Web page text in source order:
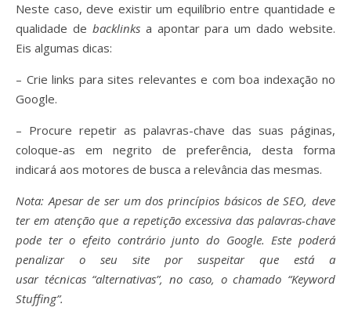
Neste caso, deve existir um equilíbrio entre quantidade e
qualidade de backlinksa apontar para um dado website.
Eis algumas dicas:
– Crie links para sites relevantes e com boa indexação no
Google.
– Procure repetir as palavras-chave das suas páginas,
coloque-as em negrito de preferência, desta forma
indicará aos motores de busca a relevância das mesmas.
Nota: Apesar de ser um dos princípios básicos de SEO, deve
ter em atenção que a repetição excessiva das palavras-chave
pode ter o efeito contrário junto do Google. Este poderá
penalizar o seu site por suspeitar que está a
usar técnicas “alternativas”, no caso, o chamado “Keyword
Stuffing”.